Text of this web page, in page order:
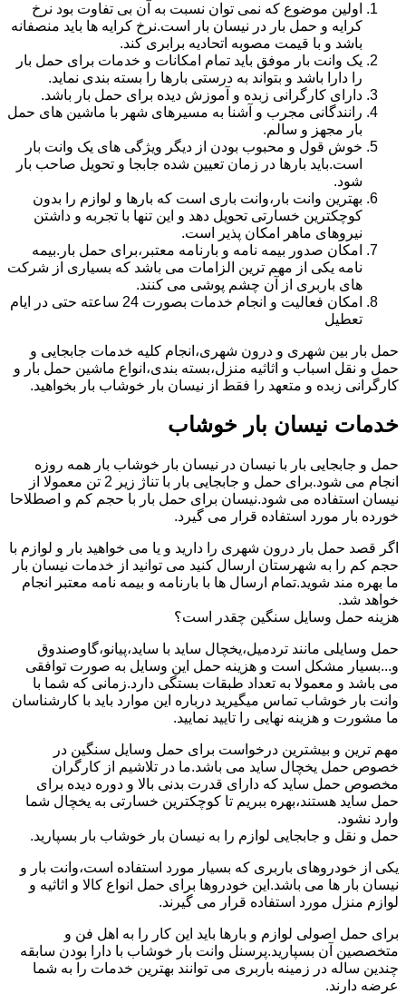
اولین موضوع که نمی توان نسبت به آن بی تفاوت بود نرخ
کرایه و حمل بار در نیسان بار است.نرخ کرایه ها باید منصفانه
باشد و با قیمت مصوبه اتحادیه برابری کند.
یک وانت بار موفق باید تمام امکانات و خدمات برای حمل بار
را دارا باشد و بتواند به درستی بارها را بسته بندی نماید.
دارای کارگرانی زبده و آموزش دیده برای حمل بار باشد.
رانندگانی مجرب و آشنا به مسیرهای شهر با ماشین های حمل
بار مجهز و سالم.
خوش قول و محبوب بودن از دیگر ویژگی های یک وانت بار
است.باید بارها در زمان تعیین شده جابجا و تحویل صاحب بار
شود.
بهترین وانت بار،وانت باری است که بارها و لوازم را بدون
کوچکترین خسارتی تحویل دهد و این تنها با تجربه و داشتن
نیروهای ماهر امکان پذیر است.
امکان صدور بیمه نامه و بارنامه معتبر،برای حمل بار.بیمه
نامه یکی از مهم ترین الزامات می باشد که بسیاری از شرکت
های باربری از آن چشم پوشی می کنند.
امکان فعالیت و انجام خدمات بصورت 24 ساعته حتی در ایام
تعطیل
حمل بار بین شهری و درون شهری،انجام کلیه خدمات جابجایی و
حمل و نقل اسباب و اثاثیه منزل،بسته بندی،انواع ماشین حمل بار و
کارگرانی زبده و متعهد را فقط از نیسان بار خوشاب بار بخواهید.
خدمات نیسان بار خوشاب
حمل و جابجایی بار با نیسان در نیسان بار خوشاب بار همه روزه
انجام می شود.برای حمل و جابجایی بار با تناژ زیر 2 تن معمولا از
نیسان استفاده می شود.نیسان برای حمل بار با حجم کم و اصطلاحا
خورده بار مورد استفاده قرار می گیرد.
اگر قصد حمل بار درون شهری را دارید و یا می خواهید بار و لوازم با
حجم کم را به شهرستان ارسال کنید می توانید از خدمات نیسان بار
ما بهره مند شوید.تمام ارسال ها با بارنامه و بیمه نامه معتبر انجام
خواهد شد.
هزینه حمل وسایل سنگین چقدر است؟
حمل وسایلی مانند تردمیل،یخچال ساید با ساید،پیانو،گاوصندوق
و...بسیار مشکل است و هزینه حمل این وسایل به صورت توافقی
می باشد و معمولا به تعداد طبقات بستگی دارد.زمانی که شما با
وانت بار خوشاب تماس میگیرید درباره این موارد باید با کارشناسان
ما مشورت و هزینه نهایی را تایید نمایید.
مهم ترین و بیشترین درخواست برای حمل وسایل سنگین در
خصوص حمل یخچال ساید می باشد.ما در تلاشیم از کارگران
مخصوص حمل ساید که دارای قدرت بدنی بالا و دوره دیده برای
حمل ساید هستند،بهره ببریم تا کوچکترین خسارتی به یخچال شما
وارد نشود.
حمل و نقل و جابجایی لوازم را به نیسان بار خوشاب بار بسپارید.
یکی از خودروهای باربری که بسیار مورد استفاده است،وانت بار و
نیسان بار ها می باشد.این خودروها برای حمل انواع کالا و اثاثیه و
لوازم منزل مورد استفاده قرار می گیرند.
برای حمل اصولی لوازم و بارها باید این کار را به اهل فن و
متخصصین آن بسپارید.پرسنل وانت بار خوشاب با دارا بودن سابقه
چندین ساله در زمینه باربری می توانند بهترین خدمات را به شما
عرضه دارند.